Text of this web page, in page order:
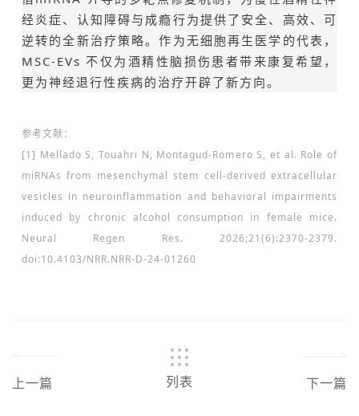
经炎症、认知障碍与成瘾行为提供了安全、高效、可
逆转的全新治疗策略。作为无细胞再生医学的代表，
MSC-EVs 不仅为酒精性脑损伤患者带来康复希望，
更为神经退行性疾病的治疗开辟了新方向。
参考文献：
[1] Mellado S, Touahri N, Montagud-Romero S, et al. Role of
miRNAs from mesenchymal stem cell-derived extracellular
vesicles in neuroinflammation and behavioral impairments
induced by chronic alcohol consumption in female mice.
Neural Regen Res. 2026;21(6):2370-2379.
doi:10.4103/NRR.NRR-D-24-01260
上一篇 列表 下一篇